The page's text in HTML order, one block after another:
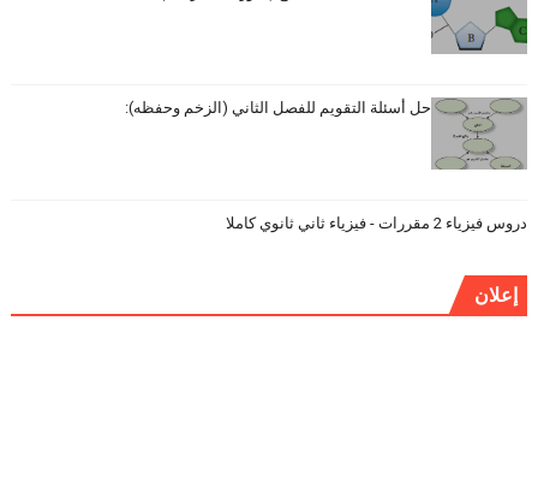
حل أسئلة التقويم للفصل الثاني (الزخم وحفظه):
دروس فيزياء 2 مقررات - فيزياء ثاني ثانوي كاملا
إعلان